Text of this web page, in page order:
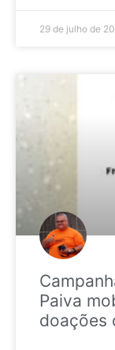
29 de julho de
Paiva
doações